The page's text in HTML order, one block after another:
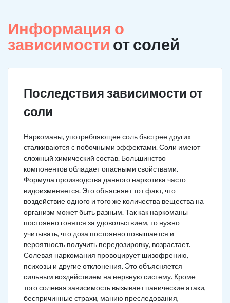
Информация о
зависимости от солей
Последствия зависимости от
соли
Наркоманы, употребляющее соль быстрее других
сталкиваются с побочными эффектами. Соли имеют
сложный химический состав. Большинство
компонентов обладает опасными свойствами.
Формула производства данного наркотика часто
видоизменяется. Это объясняет тот факт, что
воздействие одного и того же количества вещества на
организм может быть разным. Так как наркоманы
постоянно гонятся за удовольствием, то нужно
учитывать, что доза постоянно повышается и
вероятность получить передозировку, возрастает.
Солевая наркомания провоцирует шизофрению,
психозы и другие отклонения. Это объясняется
сильным воздействием на нервную систему. Кроме
того солевая зависимость вызывает панические атаки,
беспричинные страхи, манию преследования,